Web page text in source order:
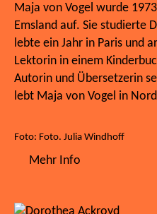
Maja von Vogel wurde
Emsland auf. Sie studierte
lebte ein Jahr in Paris und
Lektorin in einem
Autorin und Übersetzerin
lebt Maja von Vogel in
Foto: Foto. Julia Windhoff
Mehr Info